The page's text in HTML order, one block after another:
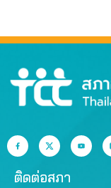
ติดต่อสภา